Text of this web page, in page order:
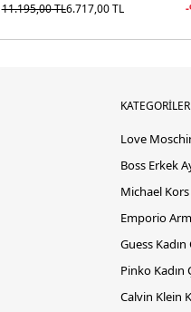
11.195,00TL6.717,00TL
KATEGORİLER
Love
Boss Erkek
Michael
Emporio
Guess
Pinko Kadın
Calvin Klein